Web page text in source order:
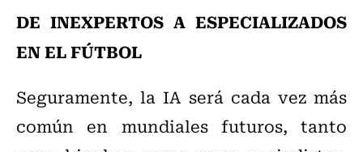
DE INEXPERTOS A ESPECIALIZADOS
EN EL FÚTBOL
Seguramente, la IA será cada vez más
común en mundiales futuros, tanto